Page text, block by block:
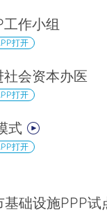
作小组
打开
会资本办医
打开
式
打开
础设施PPP试